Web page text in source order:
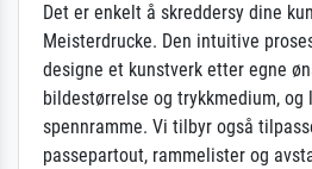
Det er enkelt å skreddersy dine
Meisterdrucke. Den intuitive
designe et kunstverk etter egne
bildestørrelse og trykkmedium,
spennramme. Vi tilbyr også
passepartout, rammelister og